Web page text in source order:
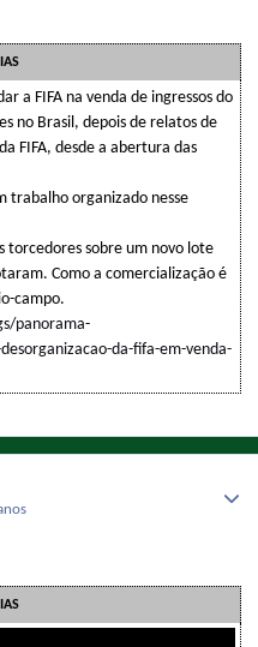
a FIFA na venda de ingressos do
no Brasil, depois de relatos de
FIFA, desde a abertura das
trabalho organizado nesse
torcedores sobre um novo lote
Como a comercialização é
campo.
panorama-
da-fifa-em-venda-